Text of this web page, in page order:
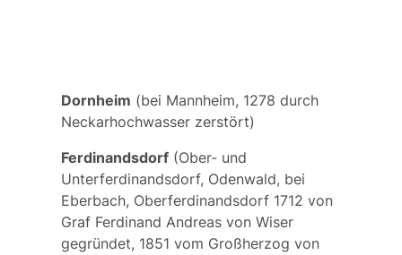
Dornheim (bei Mannheim, 1278 durch
Neckarhochwasser zerstört)
Ferdinandsdorf(Ober- und
Unterferdinandsdorf, Odenwald, bei
Eberbach, Oberferdinandsdorf 1712 von
Graf Ferdinand Andreas von Wiser
gegründet, 1851 vom Großherzog von